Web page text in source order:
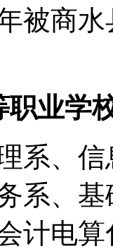
被商
职业学
系、
系、
计电